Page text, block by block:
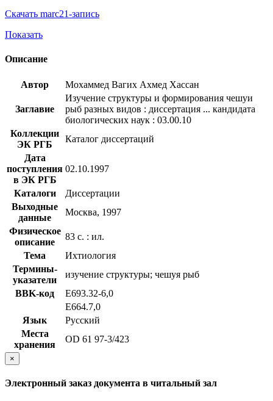
Скачать marc21-запись
Показать
Описание
Автор Мохаммед Вагих Ахмед Хассан
Заглавие
Изучение структуры и формирования чешуи
рыб разных видов : диссертация ... кандидата
биологических наук : 03.00.10
Коллекции
ЭК РГБ
Каталог диссертаций
Дата
поступления
в ЭК РГБ
02.10.1997
Каталоги
Диссертации
Выходные
данные
Москва, 1997
Физическое
описание
83 с. : ил.
Тема
Ихтиология
Термины-
указатели
изучение структуры; чешуя рыб
BBK-код
Е693.32-6,0
Е664.7,0
Язык
Русский
Места
хранения
OD 61 97-3/423
×
Электронный заказ документа в читальный зал